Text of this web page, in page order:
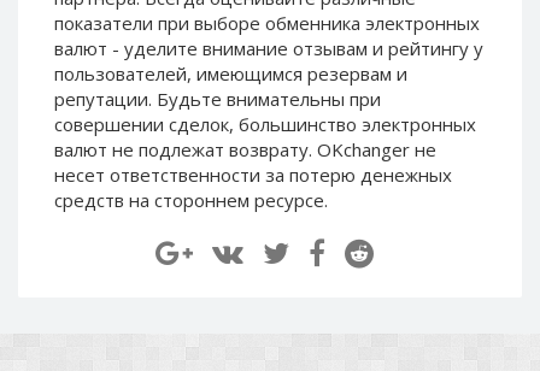
показатели при выборе обменника электронных
валют - уделите внимание отзывам и рейтингу у
пользователей, имеющимся резервам и
репутации. Будьте внимательны при
совершении сделок, большинство электронных
валют не подлежат возврату. OKchanger не
несет ответственности за потерю денежных
средств на стороннем ресурсе.
Payoneer USD
Payoneer EUR
Revolut Binance USD
(BUSD)
Revolut USD
Global24 UAH
Payoneer USD
Payoneer EUR
Revolut Binance USD
(BUSD)
Revolut USD
Revolut EUR
Piastrix EUR